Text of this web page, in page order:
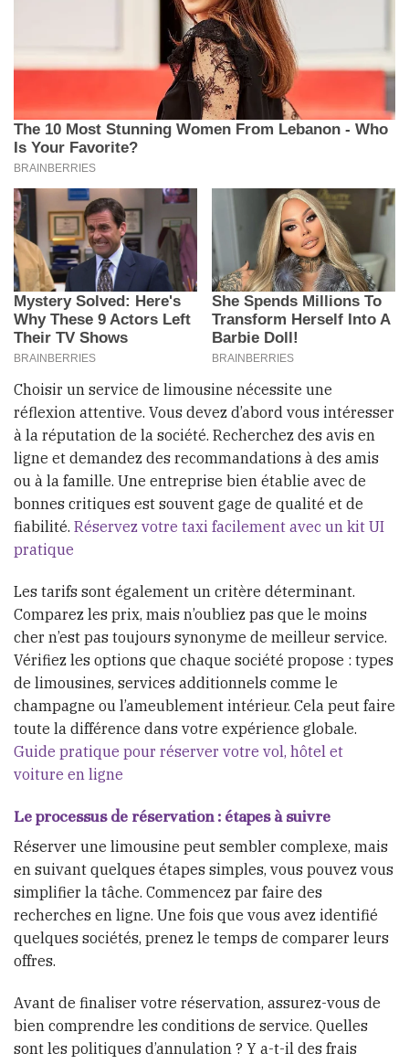
Choisir un service de limousine nécessite une
réflexion attentive. Vous devez d’abord vous intéresser
à la réputation de la société. Recherchez des avis en
ligne et demandez des recommandations à des amis
ou à la famille. Une entreprise bien établie avec de
bonnes critiques est souvent gage de qualité et de
fiabilité. Réservez votre taxi facilement avec un kit UI
pratique
Les tarifs sont également un critère déterminant.
Comparez les prix, mais n’oubliez pas que le moins
cher n’est pas toujours synonyme de meilleur service.
Vérifiez les options que chaque société propose : types
de limousines, services additionnels comme le
champagne ou l’ameublement intérieur. Cela peut faire
toute la différence dans votre expérience globale.
Guide pratique pour réserver votre vol, hôtel et
voiture en ligne
Le processus de réservation : étapes à suivre
Réserver une limousine peut sembler complexe, mais
en suivant quelques étapes simples, vous pouvez vous
simplifier la tâche. Commencez par faire des
recherches en ligne. Une fois que vous avez identifié
quelques sociétés, prenez le temps de comparer leurs
offres.
Avant de finaliser votre réservation, assurez-vous de
bien comprendre les conditions de service. Quelles
sont les politiques d’annulation ? Y a-t-il des frais